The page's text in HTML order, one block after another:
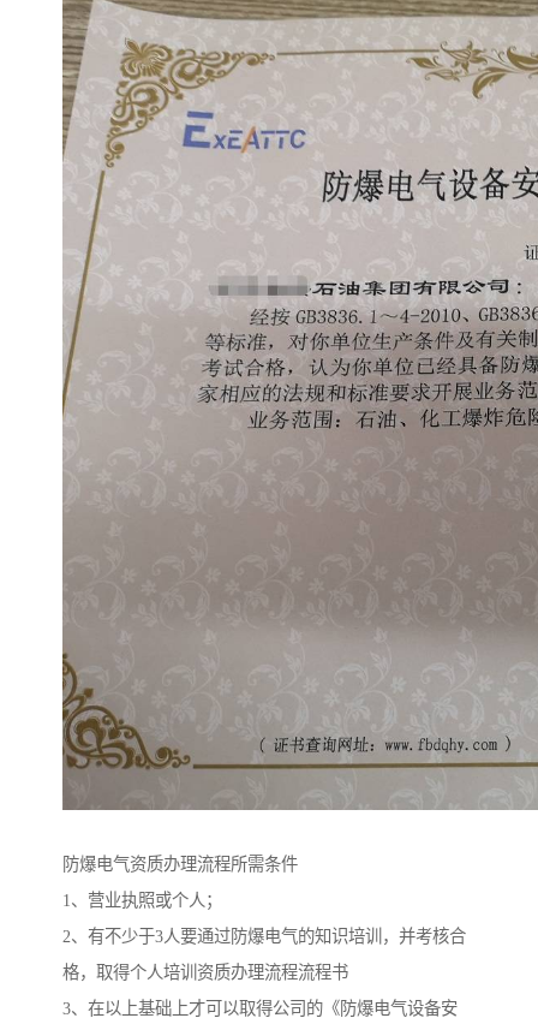
防爆电气资质办理流程所需条件
1、营业执照或个人；
2、有不少于3人要通过防爆电气的知识培训，并考核合
格，取得个人培训资质办理流程流程书
3、在以上基础上才可以取得公司的《防爆电气设备安